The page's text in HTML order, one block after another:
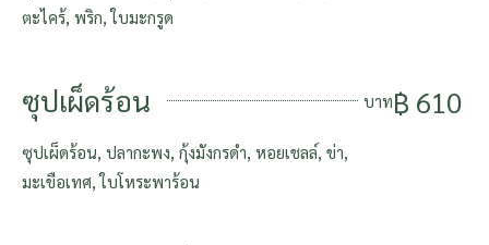
ตะไคร้, พริก, ใบมะกรูด
ซุปเผ็ดร้อน บาท฿ 610
ซุปเผ็ดร้อน, ปลากะพง, กุ้งมังกรดำ, หอยเชลล์, ข่า,
มะเขือเทศ, ใบโหระพาร้อน